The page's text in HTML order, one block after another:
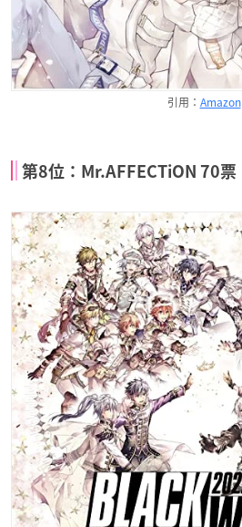
引用： Amazon
第8位：Mr.AFFECTiON 70票